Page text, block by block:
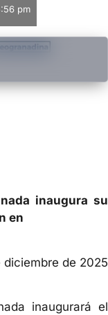
pm
inaugura su
en
diciembre de 2025
inaugurará el